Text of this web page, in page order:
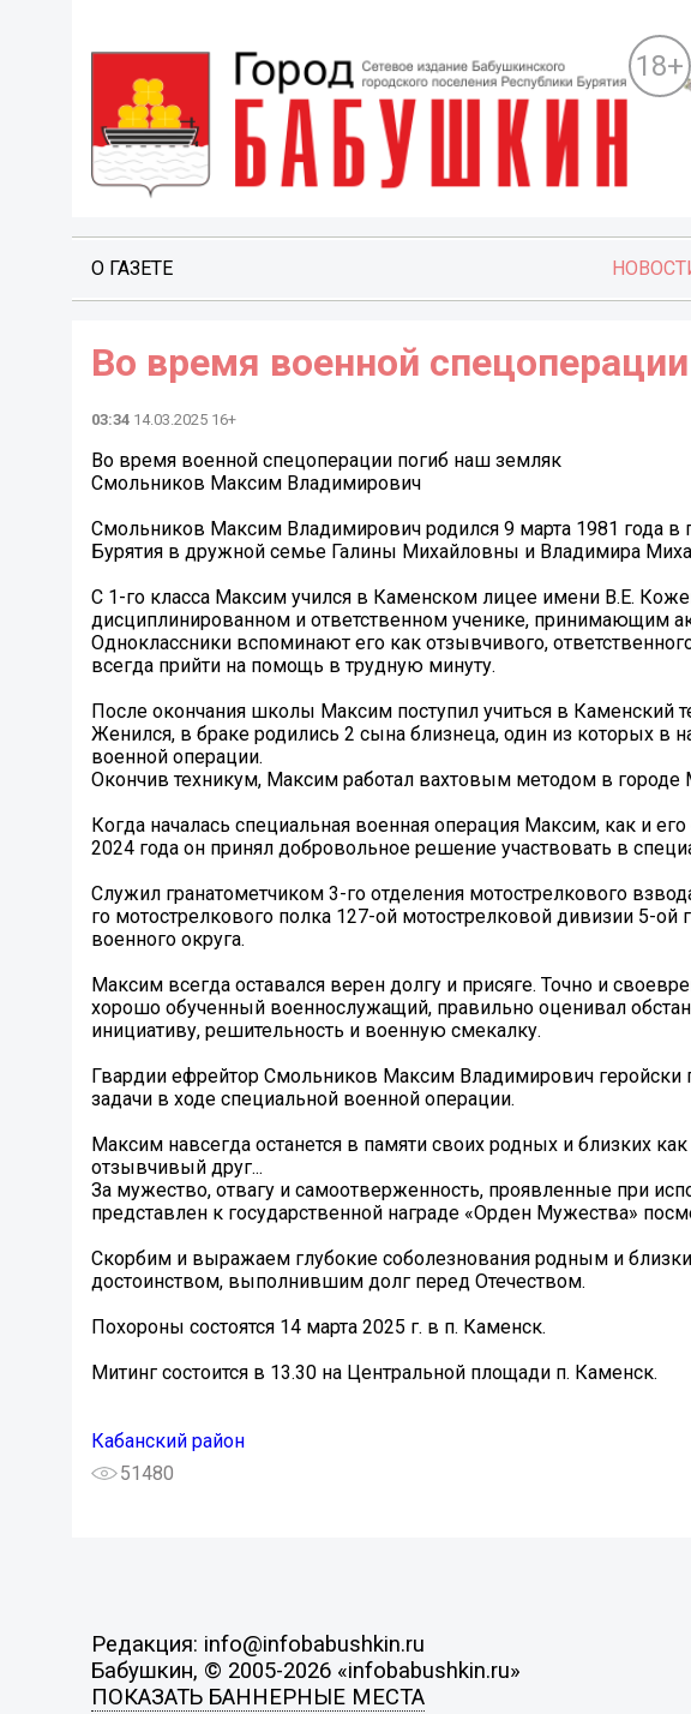
18+
О ГАЗЕТЕ
Во время военной
03:34 14.03.2025 16+
Во время военной спецоперации погиб наш земляк
Смольников Максим Владимирович
Смольников Максим Владимирович родился 9 марта 1981 года в
Бурятия в дружной семье Галины Михайловны и Владимира
С 1-го класса Максим учился в Каменском лицее имени В.Е.
дисциплинированном и ответственном ученике, принимающим
Одноклассники вспоминают его как отзывчивого,
всегда прийти на помощь в трудную минуту.
После окончания школы Максим поступил учиться в Каменский
Женился, в браке родились 2 сына близнеца, один из которых в
военной операции.
Окончив техникум, Максим работал вахтовым методом в городе
Когда началась специальная военная операция Максим, как и
2024 года он принял добровольное решение участвовать в
Служил гранатометчиком 3-го отделения мотострелкового
го мотострелкового полка 127-ой мотострелковой дивизии 5-
военного округа.
Максим всегда оставался верен долгу и присяге. Точно и
хорошо обученный военнослужащий, правильно оценивал
инициативу, решительность и военную смекалку.
Гвардии ефрейтор Смольников Максим Владимирович геройски
задачи в ходе специальной военной операции.
Максим навсегда останется в памяти своих родных и близких
отзывчивый друг...
За мужество, отвагу и самоотверженность, проявленные при
представлен к государственной награде «Орден Мужества»
Скорбим и выражаем глубокие соболезнования родным и
достоинством, выполнившим долг перед Отечеством.
Похороны состоятся 14 марта 2025 г. в п. Каменск.
Митинг состоится в 13.30 на Центральной площади п. Каменск.
Кабанский район
51480
Редакция: info@infobabushkin.ru
Бабушкин, © 2005-2026 «infobabushkin.ru»
ПОКАЗАТЬ БАННЕРНЫЕ МЕСТА